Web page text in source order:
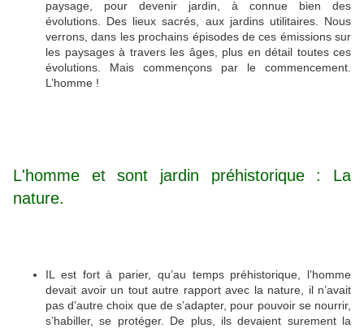
paysage, pour devenir jardin, à connue bien des
évolutions. Des lieux sacrés, aux jardins utilitaires. Nous
verrons, dans les prochains épisodes de ces émissions sur
les paysages à travers les âges, plus en détail toutes ces
évolutions. Mais commençons par le commencement.
L’homme !
L'homme et sont jardin préhistorique : La
nature.
IL est fort à parier, qu’au temps préhistorique, l’homme
devait avoir un tout autre rapport avec la nature, il n’avait
pas d’autre choix que de s’adapter, pour pouvoir se nourrir,
s’habiller, se protéger. De plus, ils devaient surement la